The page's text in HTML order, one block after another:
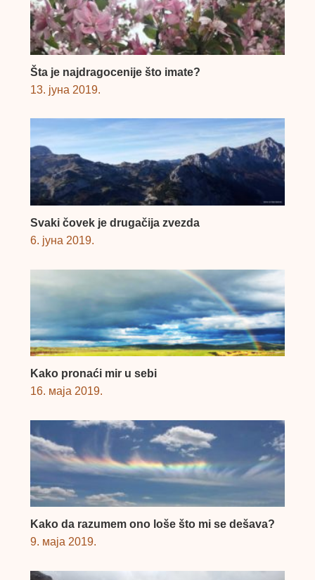
Šta je najdragocenije što imate?
13. јуна 2019.
Svaki čovek je drugačija zvezda
6. јуна 2019.
Kako pronaći mir u sebi
16. маја 2019.
Kako da razumem ono loše što mi se dešava?
9. маја 2019.